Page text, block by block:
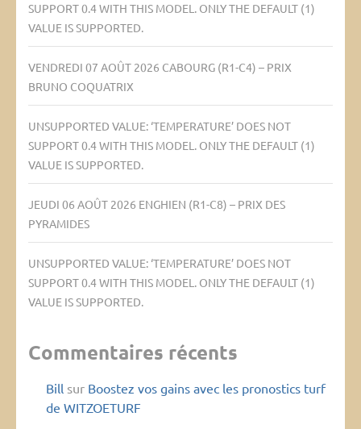
SUPPORT 0.4 WITH THIS MODEL. ONLY THE DEFAULT (1)
VALUE IS SUPPORTED.
VENDREDI 07 AOÛT 2026 CABOURG (R1-C4) – PRIX
BRUNO COQUATRIX
UNSUPPORTED VALUE: ‘TEMPERATURE’ DOES NOT
SUPPORT 0.4 WITH THIS MODEL. ONLY THE DEFAULT (1)
VALUE IS SUPPORTED.
JEUDI 06 AOÛT 2026 ENGHIEN (R1-C8) – PRIX DES
PYRAMIDES
UNSUPPORTED VALUE: ‘TEMPERATURE’ DOES NOT
SUPPORT 0.4 WITH THIS MODEL. ONLY THE DEFAULT (1)
VALUE IS SUPPORTED.
Commentaires récents
Bill sur Boostez vos gains avec les pronostics turf
de WITZOETURF